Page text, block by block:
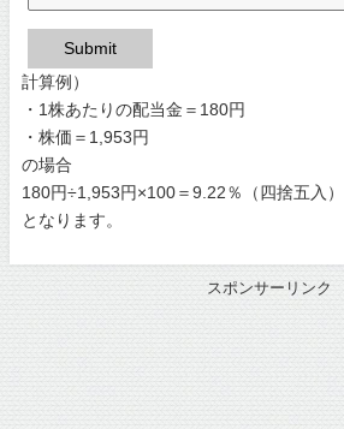
Submit
計算例）
・1株あたりの配当金＝180円
・株価＝1,953円
の場合
180円÷1,953円×100＝9.22％（四捨五入）
となります。
スポンサーリンク